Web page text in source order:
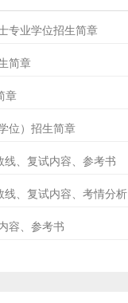
专业学位招生简章
简章
章
位）招生简章
线、复试内容、参考书
线、复试内容、考情分析
容、参考书